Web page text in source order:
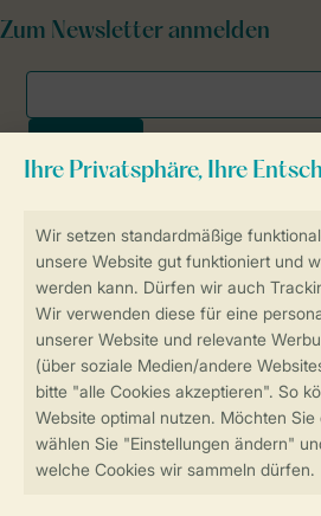
Sicherstellung
Sicher und schnell zur
SSL-Verschlüsselung
Sichere Datenübertragung
Sicheres Bezahlen
Zum Newsletter anmelden